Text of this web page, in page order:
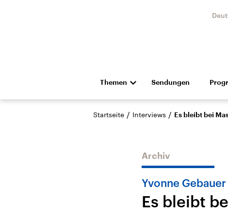
Themen
Die Nachrichten Politik
Hörspiel und Feature Musik
Landtagswahl Sachsen-
USA
Sendungen
Startseite / Interviews / Es bleibt bei
Archiv
Yvonne
Es bleibt